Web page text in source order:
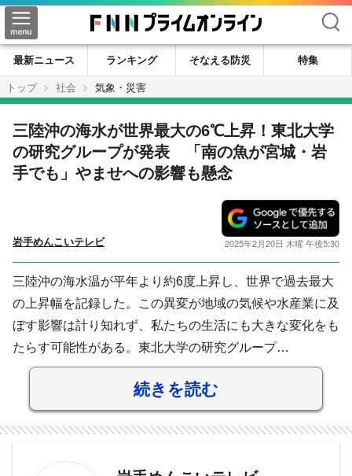
検索
最新ニュース ランキング そなえる防災
特集
トップ
社会 気象・災害
三陸沖の海水が世界最大の6℃上昇！東北大学
の研究グループが発表 「南の魚が宮城・岩
手でも」やませへの影響も懸念
岩手めんこいテレビ 2025年2月20日 木曜 午後5:30
三陸沖の海水温が平年より約6度上昇し、世界で過去最大
の上昇幅を記録した。この異変が地域の気候や水産業に及
ぼす影響は計り知れず、私たちの生活にも大きな変化をも
たらす可能性がある。東北大学の研究グループ…
続きを読む